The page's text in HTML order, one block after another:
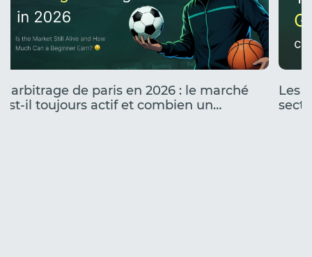
L’arbitrage de paris en 2026 : le marché
est-il toujours actif et combien un
Les